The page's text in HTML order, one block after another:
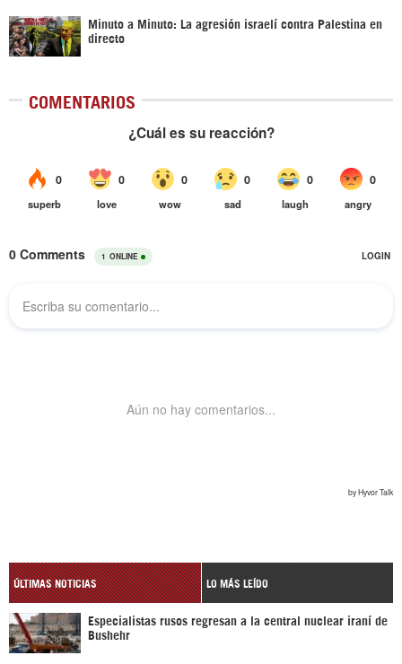
Minuto a Minuto: La agresión israelí contra Palestina en
directo
COMENTARIOS
ÚLTIMAS NOTICIAS LO MÁS LEÍDO
Especialistas rusos regresan a la central nuclear iraní de
Bushehr